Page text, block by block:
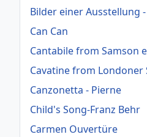
Bilder einer Ausstellung
Can Can
Cantabile from Samson
Cavatine from Londoner
Canzonetta - Pierne
Child's Song-Franz Behr
Carmen Ouvertüre